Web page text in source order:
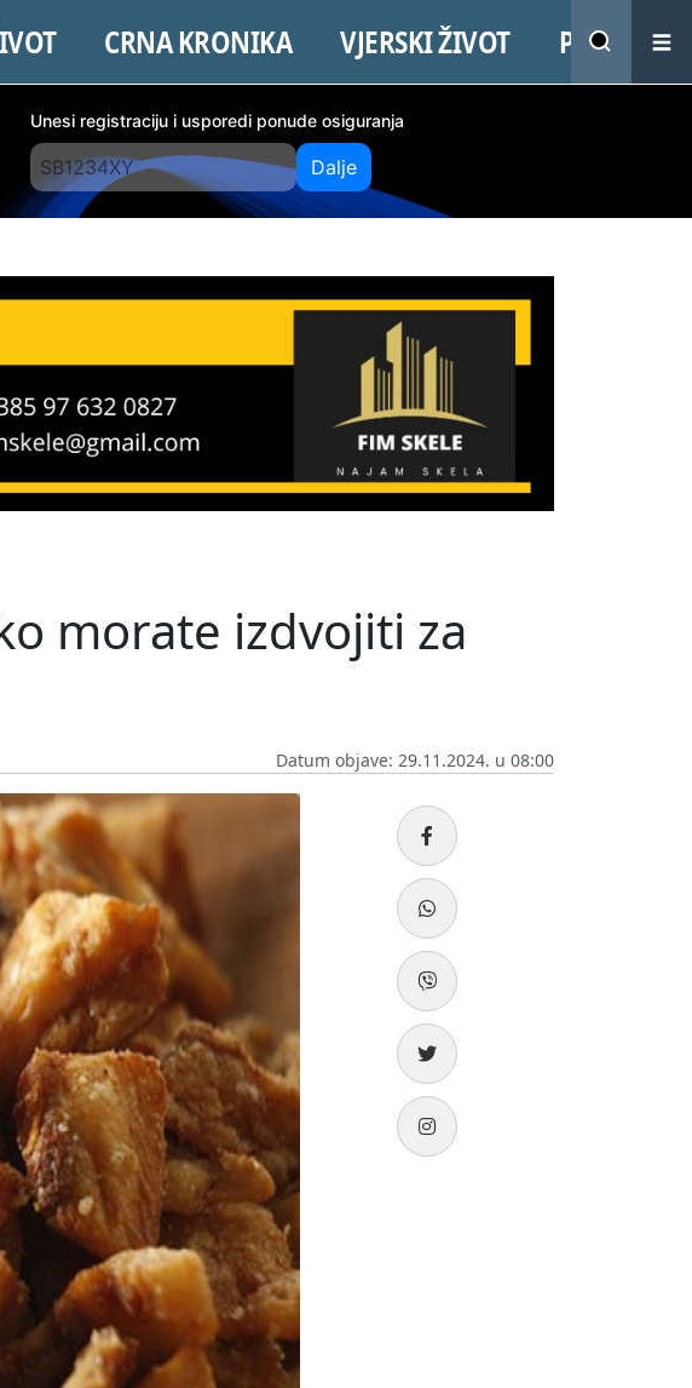
CRNA KRONIKA VJERSKI ŽIVOT PROMO
Unesi registraciju i usporedi ponude osiguranja
Dalje
morate izdvojiti za
Datum objave: 29.11.2024. u 08:00